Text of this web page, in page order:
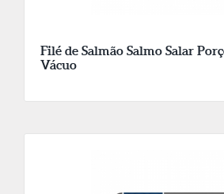
Filé de Salmão Salmo Salar
Vácuo